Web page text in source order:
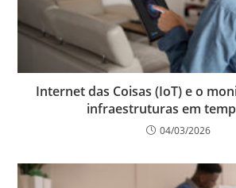
Internet das Coisas (IoT) e o
infraestruturas em
04/03/2026